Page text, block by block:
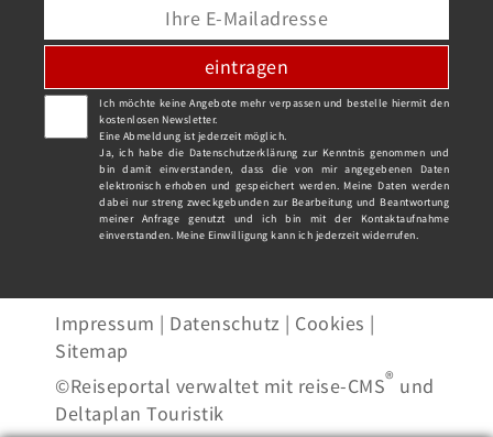
eintragen
Ich möchte keine Angebote mehr verpassen und bestelle hiermit den
kostenlosen Newsletter.
Eine Abmeldung ist jederzeit möglich.
Ja, ich habe die Datenschutzerklärung zur Kenntnis genommen und
bin damit einverstanden, dass die von mir angegebenen Daten
elektronisch erhoben und gespeichert werden. Meine Daten werden
dabei nur streng zweckgebunden zur Bearbeitung und Beantwortung
meiner Anfrage genutzt und ich bin mit der Kontaktaufnahme
einverstanden. Meine Einwilligung kann ich jederzeit widerrufen.
Impressum | Datenschutz | Cookies |
Sitemap
©Reiseportal verwaltet mit reise-CMS® und
Deltaplan Touristik